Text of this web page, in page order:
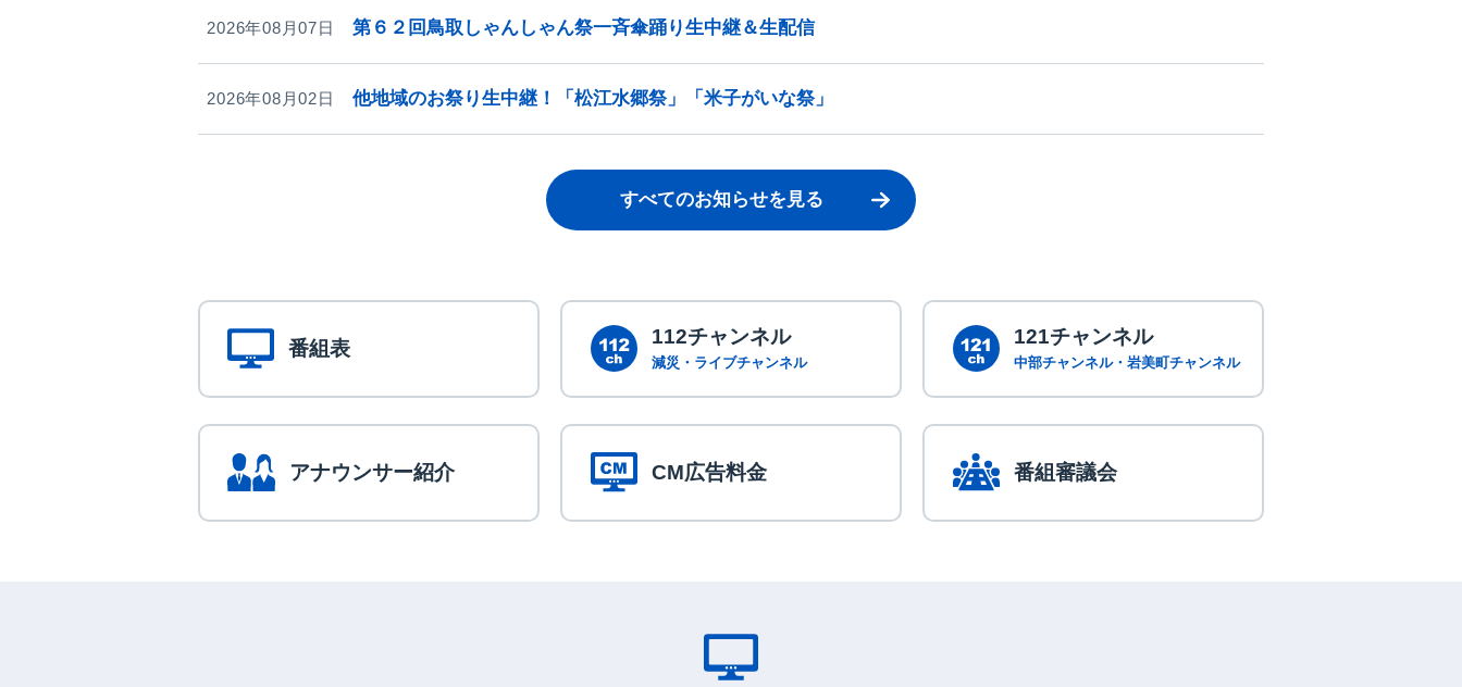
2026年08月07日 第６２回鳥取しゃんしゃん祭一斉傘踊り生中継＆生配信
2026年08月02日 他地域のお祭り生中継！「松江水郷祭」「米子がいな祭」
すべてのお知らせを見る
番組表
112チャンネル
減災・ライブチャンネル
121チャンネル
中部チャンネル・ 岩美町チャンネル
アナウンサー紹介 CM広告料金 番組審議会